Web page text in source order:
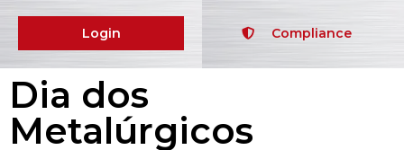
Login Compliance
Dia dos
Metalúrgicos